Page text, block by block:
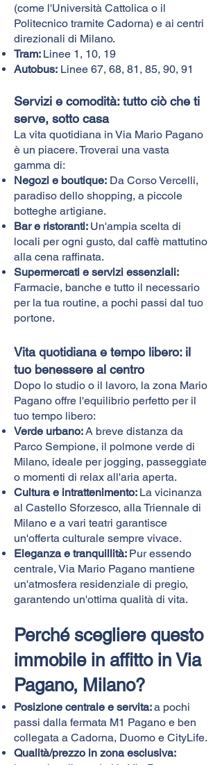
(come l'Università Cattolica o il
Politecnico tramite Cadorna) e ai centri
direzionali di Milano.
Tram: Linee 1, 10, 19
Autobus: Linee 67, 68, 81, 85, 90, 91
Servizi e comodità: tutto ciò che ti
serve, sotto casa
La vita quotidiana in Via Mario Pagano
è un piacere. Troverai una vasta
gamma di:
Negozi e boutique: Da Corso Vercelli,
paradiso dello shopping, a piccole
botteghe artigiane.
Bar e ristoranti: Un'ampia scelta di
locali per ogni gusto, dal caffè mattutino
alla cena raffinata.
Supermercati e servizi essenziali:
Farmacie, banche e tutto il necessario
per la tua routine, a pochi passi dal tuo
portone.
Vita quotidiana e tempo libero: il
tuo benessere al centro
Dopo lo studio o il lavoro, la zona Mario
Pagano offre l'equilibrio perfetto per il
tuo tempo libero:
Verde urbano:A breve distanza da
Parco Sempione, il polmone verde di
Milano, ideale per jogging, passeggiate
o momenti di relax all'aria aperta.
Cultura e intrattenimento: La vicinanza
al Castello Sforzesco, alla Triennale di
Milano e a vari teatri garantisce
un'offerta culturale sempre vivace.
Eleganza e tranquillità: Pur essendo
centrale, Via Mario Pagano mantiene
un'atmosfera residenziale di pregio,
garantendo un'ottima qualità di vita.
Perché scegliere questo
immobile in affitto in Via
Pagano, Milano?
Posizione centrale e servita:a pochi
passi dalla fermata M1 Pagano e ben
collegata a Cadorna, Duomo e CityLife.
Qualità/prezzo in zona esclusiva: